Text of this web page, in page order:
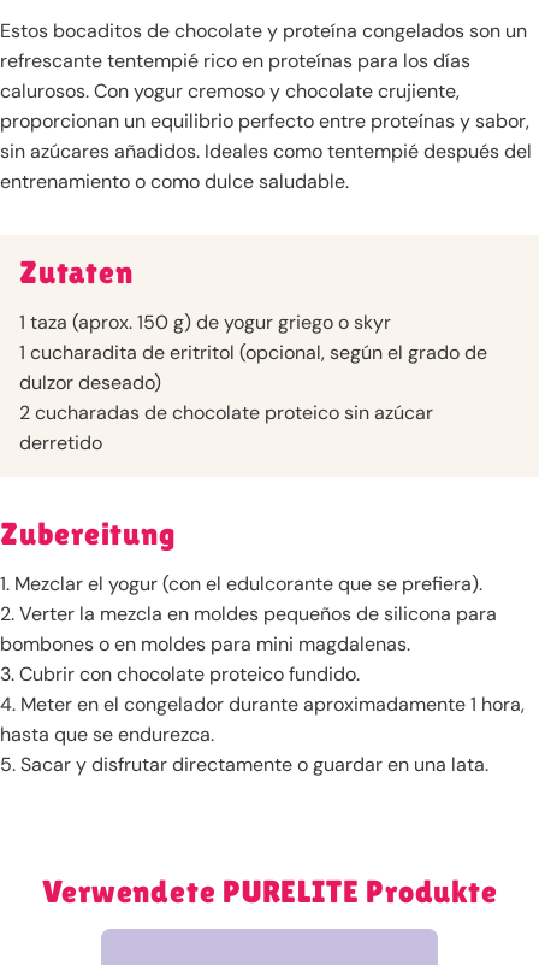
Estos bocaditos de chocolate y proteína congelados son un
refrescante tentempié rico en proteínas para los días
calurosos. Con yogur cremoso y chocolate crujiente,
proporcionan un equilibrio perfecto entre proteínas y sabor,
sin azúcares añadidos. Ideales como tentempié después del
entrenamiento o como dulce saludable.
Zutaten
1 taza (aprox. 150 g) de yogur griego o skyr
1 cucharadita de eritritol (opcional, según el grado de
dulzor deseado)
2 cucharadas de chocolate proteico sin azúcar
derretido
Zubereitung
1. Mezclar el yogur (con el edulcorante que se prefiera).
2. Verter la mezcla en moldes pequeños de silicona para
bombones o en moldes para mini magdalenas.
3. Cubrir con chocolate proteico fundido.
4. Meter en el congelador durante aproximadamente 1 hora,
hasta que se endurezca.
5. Sacar y disfrutar directamente o guardar en una lata.
Verwendete PURELITE Produkte